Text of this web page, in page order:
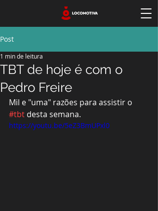
Post
TBT de hoje é com o
Pedro Freire
1 min de leitura
Mil e "uma" razões para assistir o
#tbt desta semana.
https://youtu.be/5eZ3BmUPxl0